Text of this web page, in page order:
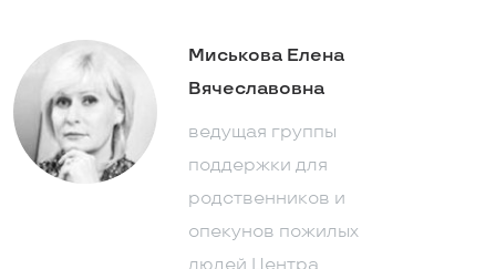
Миськова Елена
Вячеславовна
ведущая группы
поддержки для
родственников и
опекунов пожилых